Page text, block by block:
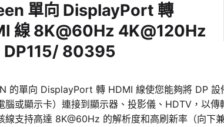
單向 DisplayPort 轉
線 8K@60Hz 4K@120Hz
DP115/ 80395
的單向 DisplayPort 轉 HDMI 線使您能夠將 DP 設
腦或顯示卡）連接到顯示器、投影儀、HDTV，以傳
線支持高達 8K@60Hz 的解析度和高刷新率（向下